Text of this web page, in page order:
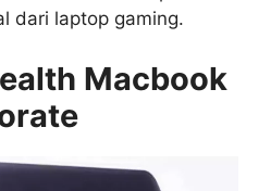
dari laptop gaming.
Macbook